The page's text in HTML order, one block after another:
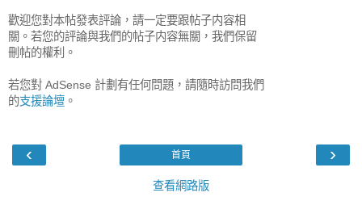
歡迎您對本帖發表評論，請一定要跟帖子内容相
關。若您的評論與我們的帖子内容無關，我們保留
刪帖的權利。
若您對 AdSense 計劃有任何問題，請隨時訪問我們
的支援論壇 。
‹ ›
首頁
查看網路版